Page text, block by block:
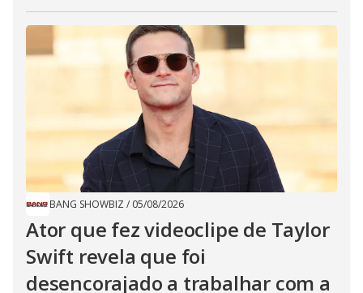
BANG SHOWBIZ / 05/08/2026
Ator que fez videoclipe de Taylor
Swift revela que foi
desencorajado a trabalhar com a